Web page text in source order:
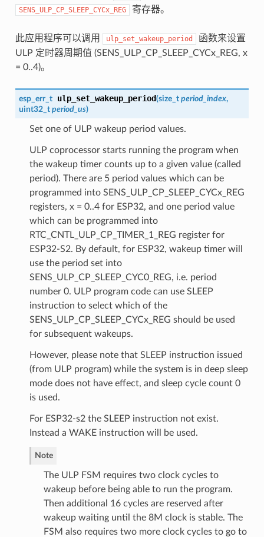
SENS_ULP_CP_SLEEP_CYCx_REG 寄存器。
此应用程序可以调用 ulp_set_wakeup_period
函数来设置
ULP 定时器周期值 (SENS_ULP_CP_SLEEP_CYCx_REG, x
= 0..4)。
esp_err_t ulp_set_wakeup_period(size_t period_index,
uint32_t period_us)
Set one of ULP wakeup period values.
ULP coprocessor starts running the program when
the wakeup timer counts up to a given value (called
period). There are 5 period values which can be
programmed into SENS_ULP_CP_SLEEP_CYCx_REG
registers, x = 0..4 for ESP32, and one period value
which can be programmed into
RTC_CNTL_ULP_CP_TIMER_1_REG register for
ESP32-S2. By default, for ESP32, wakeup timer will
use the period set into
SENS_ULP_CP_SLEEP_CYC0_REG, i.e. period
number 0. ULP program code can use SLEEP
instruction to select which of the
SENS_ULP_CP_SLEEP_CYCx_REG should be used
for subsequent wakeups.
However, please note that SLEEP instruction issued
(from ULP program) while the system is in deep sleep
mode does not have effect, and sleep cycle count 0
is used.
For ESP32-s2 the SLEEP instruction not exist.
Instead a WAKE instruction will be used.
Note
The ULP FSM requires two clock cycles to
wakeup before being able to run the program.
Then additional 16 cycles are reserved after
wakeup waiting until the 8M clock is stable. The
FSM also requires two more clock cycles to go to